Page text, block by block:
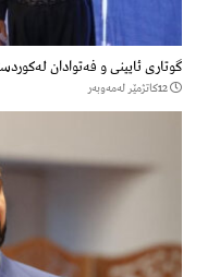
گوتاری ئایینی و فەتوادان
12كاتژمێر لەمەوبەر